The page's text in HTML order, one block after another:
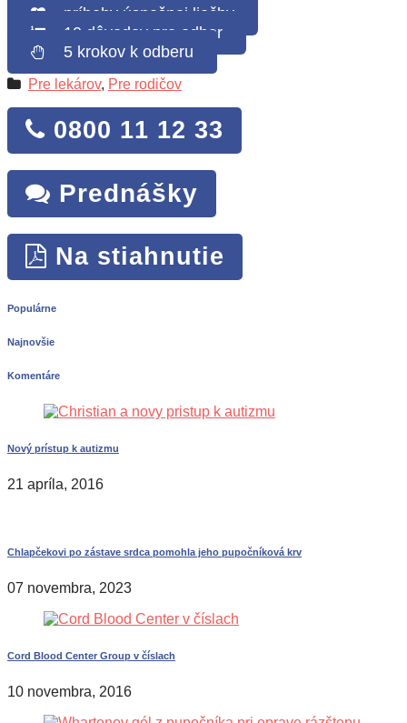
príbehy úspešnej liečby
10 dôvodov pre odber
5 krokov k odberu
Pre lekárov, Pre rodičov
0800 11 12 33
Prednášky
Na stiahnutie
Populárne
Najnovšie
Komentáre
Nový prístup k autizmu
21 apríla, 2016
Chlapčekovi po zástave srdca pomohla jeho pupočníková krv
07 novembra, 2023
Cord Blood Center Group v číslach
10 novembra, 2016